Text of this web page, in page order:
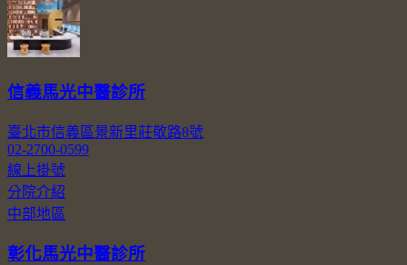
信義馬光中醫診所
臺北市信義區景新里莊敬路8號
02-2700-0599
線上掛號
分院介紹
中部地區
彰化馬光中醫診所